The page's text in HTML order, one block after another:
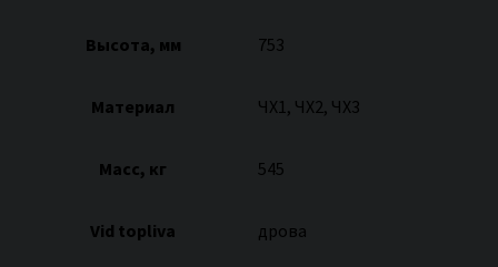
Высота, мм 753
Материал ЧХ1, ЧХ2, ЧХ3
Масс, кг 545
Vid topliva дрова